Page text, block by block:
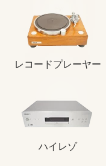
レコードプレーヤー
ハイレゾ